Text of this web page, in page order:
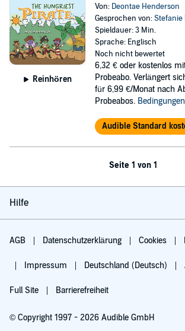
Reinhören
Von: Deontae Henderson
Gesprochen von:Stefanie
Spieldauer: 3 Min.
Sprache: Englisch
Noch nicht bewertet
6,32 € oder kostenlos
Probeabo. Verlängert
für 6,99 €/Monat nach
Probeabos.
Audible Standard
Seite 1 von 1
Hilfe
AGB Datenschutzerklärung Cookies
Impressum Deutschland (Deutsch)
Full Site Barrierefreiheit
© Copyright 1997 - 2026 Audible GmbH